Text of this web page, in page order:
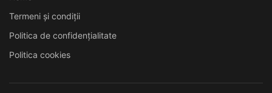
Termeni și condiții
Politica de confidențialitate
Politica cookies